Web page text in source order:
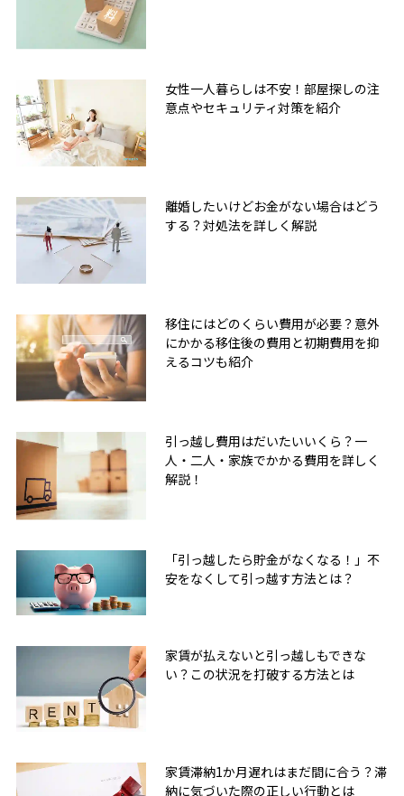
女性一人暮らしは不安！部屋探しの注
意点やセキュリティ対策を紹介
離婚したいけどお金がない場合はどう
する？対処法を詳しく解説
移住にはどのくらい費用が必要？意外
にかかる移住後の費用と初期費用を抑
えるコツも紹介
引っ越し費用はだいたいいくら？一
人・二人・家族でかかる費用を詳しく
解説！
「引っ越したら貯金がなくなる！」不
安をなくして引っ越す方法とは？
家賃が払えないと引っ越しもできな
い？この状況を打破する方法とは
家賃滞納1か月遅れはまだ間に合う？滞
納に気づいた際の正しい行動とは